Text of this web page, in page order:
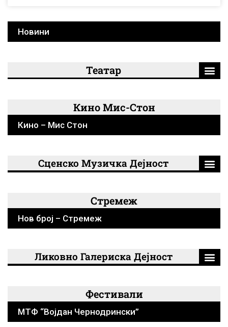
Новини
Театар
Кино Мис-Стон
Кино – Мис Стон
Сценско Музичка Дејност
Стремеж
Нов број – Стремеж
Ликовно Галериска Дејност
Фестивали
МТФ “Војдан Чернодрински”